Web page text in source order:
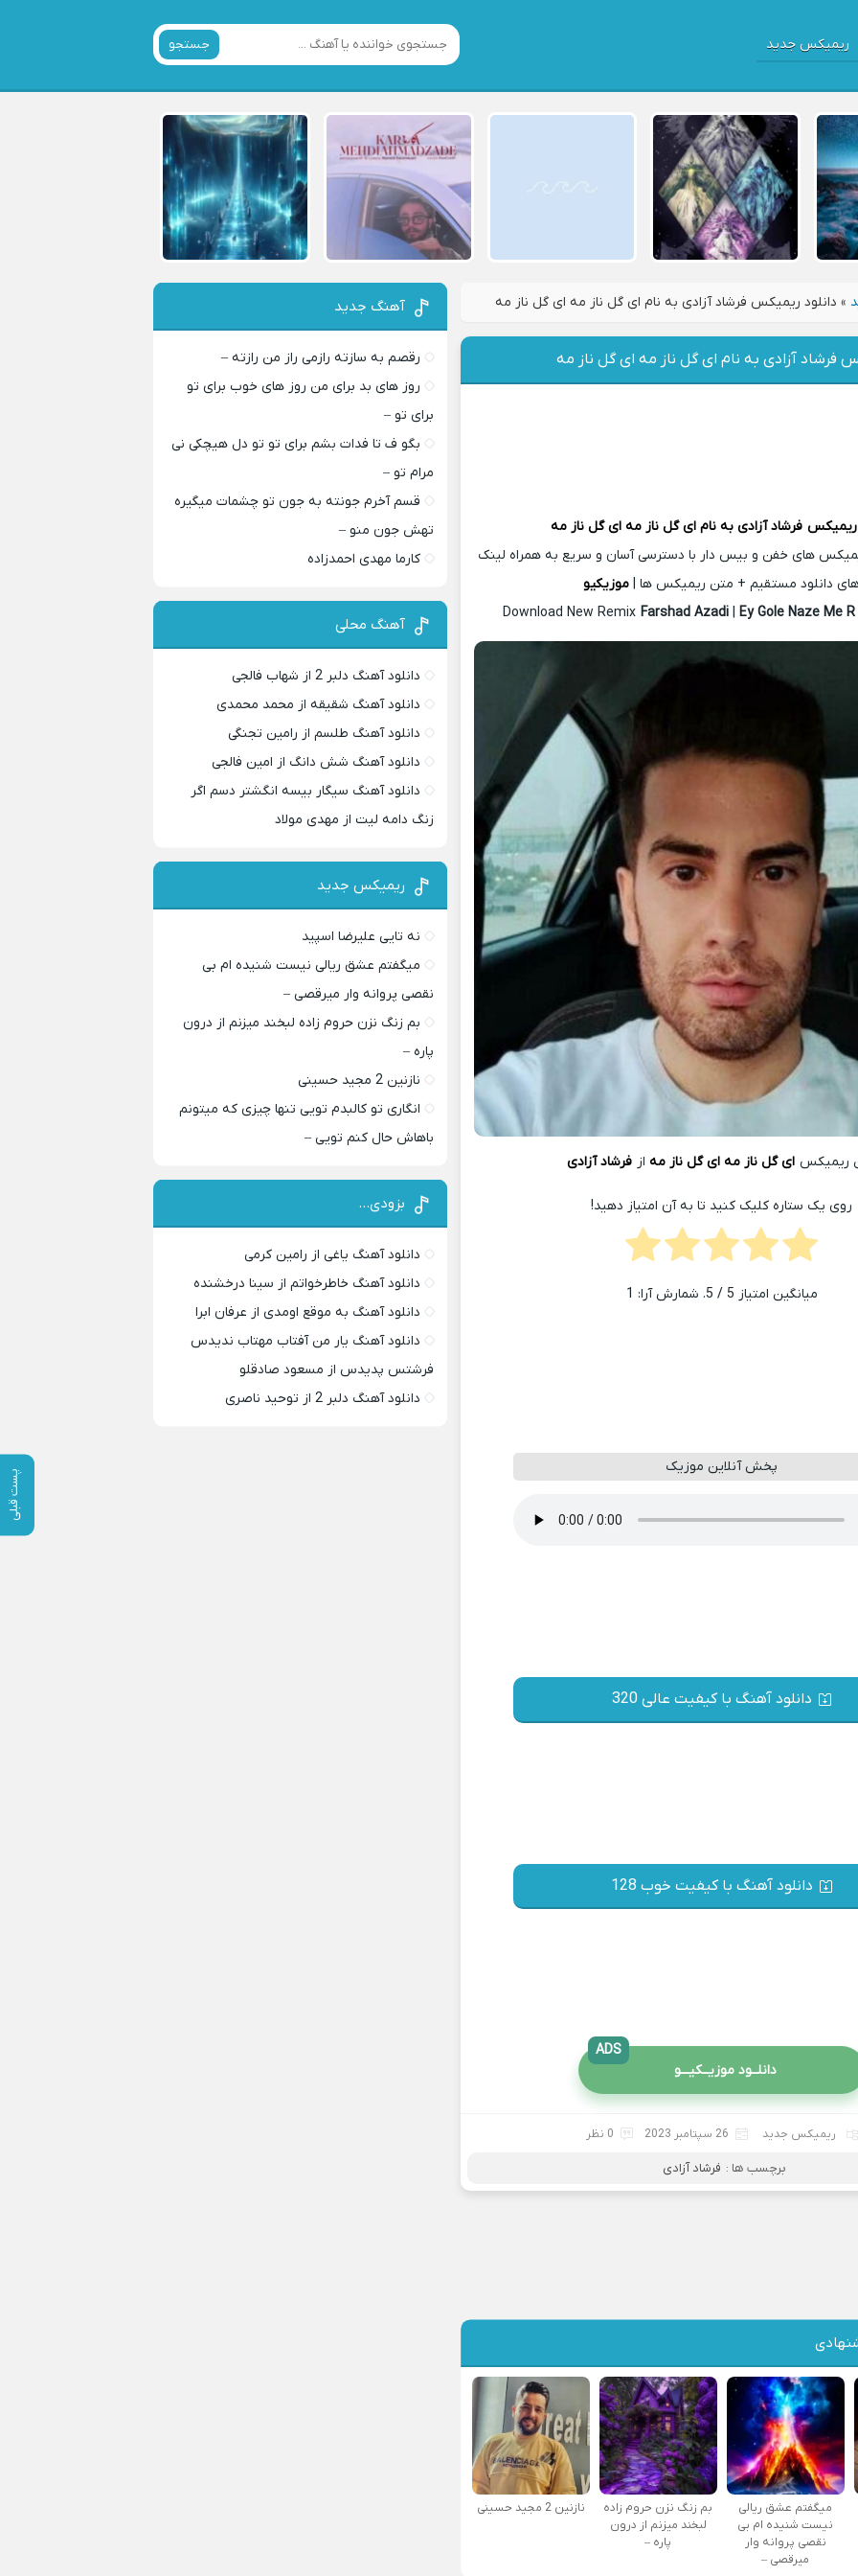
ریمیکس جدید جستجو
» دانلود ریمیکس فرشاد آزادی به نام ای گل ناز مه ای گل ناز مه
پست قبلی
فرشاد آزادی به نام ای گل ناز مه ای گل ناز مه
ریمیکس فرشاد آزادی به نام ای گل ناز مه ای گل ناز مه
های خفن و بیس دار با دسترسی آسان و سریع به همراه لینک
دانلود مستقیم + متن ریمیکس ها | موزیکیو
Download New Remix Farshad Azadi |Ey Gole Naze Me
ریمیکس ای گل ناز مه ای گل ناز مه از فرشاد آزادی
روی یک ستاره کلیک کنید تا به آن امتیاز دهید!
میانگین امتیاز 5 / 5. شمارش آرا: 1
پخش آنلاین موزیک
دانلود آهنگ با کیفیت عالی 320
دانلود آهنگ با کیفیت خوب 128
دانلــود موزیــکیـــو
ADS
ریمیکس جدید 26 سپتامبر 2023 0 نظر
برچسب ها : فرشاد آزادی
میگفتم عشق ریالی
نیست شنیده ام بی
نقصی پروانه وار
میرقصی –
بم زنگ نزن حروم زاده
لبخند میزنم از درون
پاره –
نازنین 2 مجید حسینی
آهنگ جدید
رقصم به سازته رازمی راز من رازته –
روز های بد برای من روز های خوب برای تو
برای تو –
بگو ف تا فدات بشم برای تو تو دل هیچکی نی
مرام تو –
قسم آخرم جونته به جون تو چشمات میگیره
تهش جون منو –
کارما مهدی احمدزاده
آهنگ محلی
دانلود آهنگ دلبر 2 از شهاب فالجی
دانلود آهنگ شقیقه از محمد محمدی
دانلود آهنگ طلسم از رامین تجنگی
دانلود آهنگ شش دانگ از امین فالجی
دانلود آهنگ سیگار بیسه انگشتر دسم اگر
زنگ دامه لیت از مهدی مولاد
ریمیکس جدید
نه تایی علیرضا اسپید
میگفتم عشق ریالی نیست شنیده ام بی
نقصی پروانه وار میرقصی –
بم زنگ نزن حروم زاده لبخند میزنم از درون
پاره –
نازنین 2 مجید حسینی
انگاری تو کالبدم تویی تنها چیزی که میتونم
باهاش حال کنم تویی –
بزودی…
دانلود آهنگ یاغی از رامین کرمی
دانلود آهنگ خاطرخواتم از سینا درخشنده
دانلود آهنگ به موقع اومدی از عرفان ابرا
دانلود آهنگ یار من آفتاب مهتاب ندیدس
فرشتس پدیدس از مسعود صادقلو
دانلود آهنگ دلبر 2 از توحید ناصری